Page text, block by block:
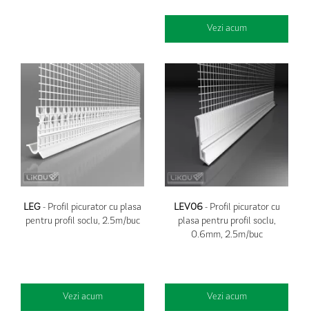
Vezi acum
LEG - Profil picurator cu plasa
pentru profil soclu, 2.5m/buc
Vezi acum
LEV06- Profil picurator cu
plasa pentru profil soclu,
0.6mm, 2.5m/buc
Vezi acum